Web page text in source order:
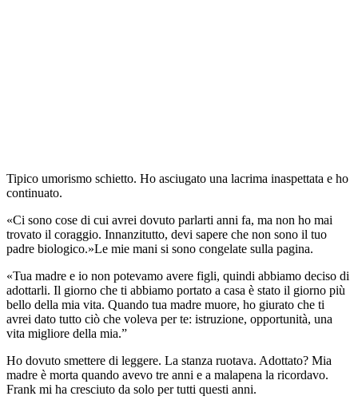
Tipico umorismo schietto. Ho asciugato una lacrima inaspettata e ho
continuato.
«Ci sono cose di cui avrei dovuto parlarti anni fa, ma non ho mai
trovato il coraggio. Innanzitutto, devi sapere che non sono il tuo
padre biologico.»Le mie mani si sono congelate sulla pagina.
«Tua madre e io non potevamo avere figli, quindi abbiamo deciso di
adottarli. Il giorno che ti abbiamo portato a casa è stato il giorno più
bello della mia vita. Quando tua madre muore, ho giurato che ti
avrei dato tutto ciò che voleva per te: istruzione, opportunità, una
vita migliore della mia.”
Ho dovuto smettere di leggere. La stanza ruotava. Adottato? Mia
madre è morta quando avevo tre anni e a malapena la ricordavo.
Frank mi ha cresciuto da solo per tutti questi anni.